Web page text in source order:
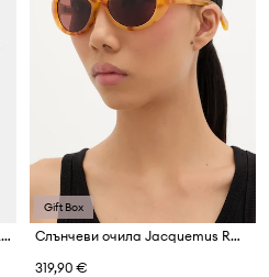
Слънчеви очила Jacquemus CROISIERE
Gift Box
Слънчеви очила Jacquemus ROND
319,90 €